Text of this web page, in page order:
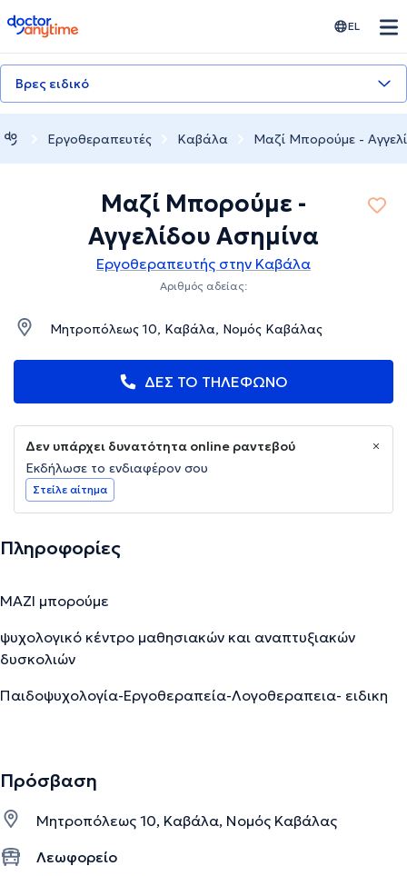
doctoranytime EL
Βρες ειδικό
Εργοθεραπευτές Καβάλα Μαζί Μπορούμε -
Μαζί Μπορούμε -
Αγγελίδου Ασημίνα
Εργοθεραπευτής στην Καβάλα
Αριθμός αδείας:
Μητροπόλεως 10, Καβάλα, Νομός Καβάλας
ΔΕΣ ΤΟ ΤΗΛΕΦΩΝΟ
Δεν υπάρχει δυνατότητα online ραντεβού
Εκδήλωσε το ενδιαφέρον σου
Στείλε αίτημα
Πληροφορίες
ΜΑΖΙ μπορούμε
ψυχολογικό κέντρο μαθησιακών και αναπτυξιακών
δυσκολιών
Παιδοψυχολογία-Εργοθεραπεία-Λογοθεραπεια- ειδικη
παιγνιοθεραπεια-messy play- CBT therapy
επαληθευμένες πληροφορίες.
Πρόσβαση
Μητροπόλεως 10, Καβάλα, Νομός Καβάλας
Λεωφορείο